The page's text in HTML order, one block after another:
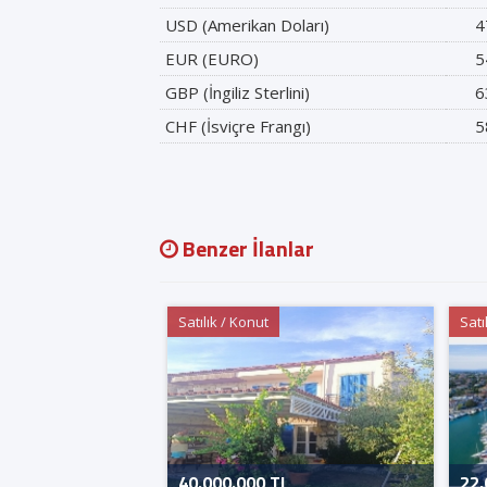
USD (Amerikan Doları)
EUR (EURO)
GBP (İngiliz Sterlini)
CHF (İsviçre Frangı)
Benzer İlanlar
Satılık / Konut